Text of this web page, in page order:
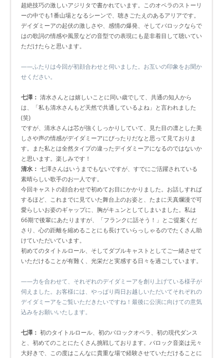
超絶技巧の激しいアジリタで書かれています。このオペラのストーリ
ーの中でも1番山場となるシーンで、聴きごたえのあるアリアです。
デイダミーアの起伏の激しさや、感情の爆発、そしてバロックならで
はの歌詞の情感や風景などの音型での表現にも是非着目して聴いてい
ただけたらと思います。
――ふたりは今回が初顔合わせと伺いました。お互いの印象をお聞か
せください。
七澤： 清水さんとは嬉しいことに同い歳でして、共通の知人から
は、「私も清水さんもど天然で共通しているよね」と言われました
(笑)
ですが、清水さんは芯が強くしっかりしていて、見た目の凛とした美
しさや声の情感がデイダミーアにぴったりだなと思って見ておりま
す。また私とは全然タイプの違ったデイダミーアになるのではないか
と思います。楽しみです！
清水： 七澤さんはいうまでもないですが、すでにご活躍されている
素晴らしい歌手のお一人です。
今回キャストの顔合わせで初めてお目にかかりました。お話しすれば
するほど、これまでに見ていた舞台上のお姿と、たまに天真爛漫で可
愛らしいお姿のギャップに、胸がキュンとしてしまいました。私は
66期で後輩にあたりますが、「フランクに話そう！」とご提案くだ
さり、心の距離を縮めることにも長けていらっしゃるのでたくさん助
けていただいています。
初めてのタイトルロール、そしてダブルキャストとしてご一緒させて
いただけることが有難く、光栄だと実感する日々を過ごしています。
――力を合わせて、それぞれのデイダミーアを創り上げている様子が
伺えました。お客様には、やっぱり両日お越しいただいてそれぞれの
デイダミーアをご覧いただきたいですね！最後に公演に向けての意気
込みをお願いいたします。
七澤： 初のタイトルロール、初のバロックオペラ、初の現代ダンス
と、初めてのことにたくさん挑戦しております。バロック音楽は元々
大好きで、この度はこんなに貴重な場で経験させていただけることに